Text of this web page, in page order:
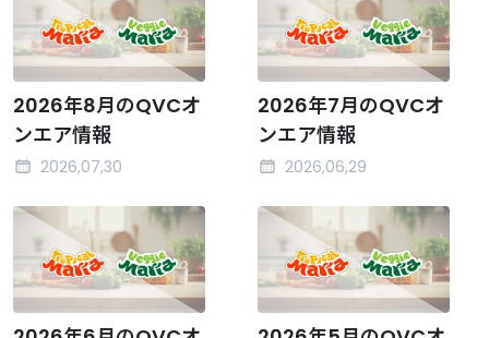
2026年8月のQVCオ
ンエア情報
2026,07,30
2026年7月のQVCオ
ンエア情報
2026,06,29